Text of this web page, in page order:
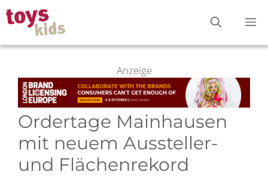
Zum
Inhalt
springen
Anzeige
Ordertage Mainhausen
mit neuem Aussteller-
und Flächenrekord